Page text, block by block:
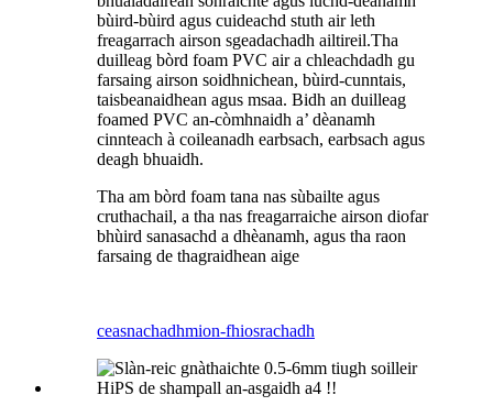
bùird-bùird agus cuideachd stuth air leth
freagarrach airson sgeadachadh ailtireil.Tha
duilleag bòrd foam PVC air a chleachdadh gu
farsaing airson soidhnichean, bùird-cunntais,
taisbeanaidhean agus msaa. Bidh an duilleag
foamed PVC an-còmhnaidh a’ dèanamh
cinnteach à coileanadh earbsach, earbsach agus
deagh bhuaidh.
Tha am bòrd foam tana nas sùbailte agus
cruthachail, a tha nas freagarraiche airson diofar
bhùird sanasachd a dhèanamh, agus tha raon
farsaing de thagraidhean aige
ceasnachadhmion-fhiosrachadh